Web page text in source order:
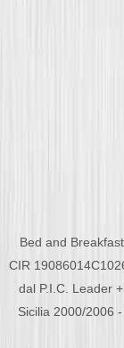
Bed and
CIR
dal P.I.C. Leader
Sicilia 2000/2006